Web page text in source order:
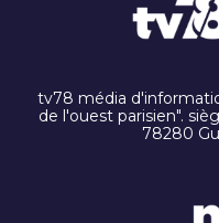
tv78 média
de l'ouest parisien".
78280